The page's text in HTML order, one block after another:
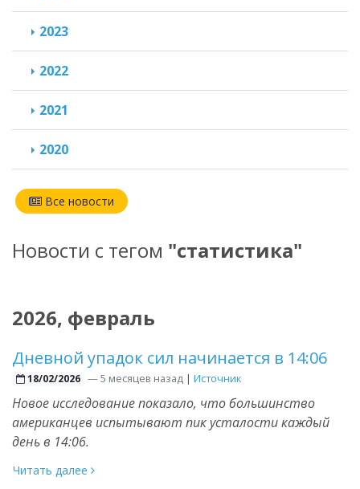
Новости с тегом "статистика"
2026, февраль
Дневной упадок сил начинается в 14:06
18/02/2026 —5 месяцев назад | Источник
Новое исследование показало, что большинство
американцев испытывают пик усталости каждый
день в 14:06.
Читать далее
2023
2022
2021
2020
Все новости